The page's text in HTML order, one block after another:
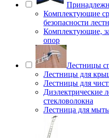
Комплектующие
безопасности
Комплектующие,
опор
Лестницы
Лестницы для
Лестницы для
Диэлектрические
стекловолокна
Лестница для